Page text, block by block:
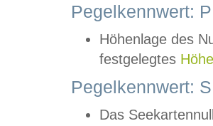
Pegelkennwert:
Höhenlage des
festgelegtes
Pegelkennwert:
Das